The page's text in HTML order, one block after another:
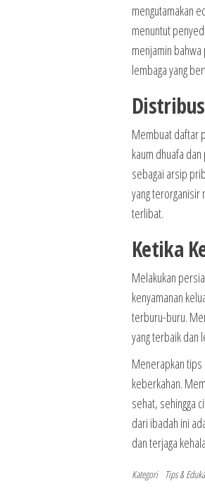
mengutamakan
menuntut
menjamin bahwa
lembaga yang
Membuat daftar
kaum dhuafa
sebagai arsip
yang terorganisir
terlibat.
Ketika
Melakukan
kenyamanan
terburu-buru.
yang terbaik dan
Menerapkan tips
keberkahan.
sehat, sehingga
dari ibadah ini
dan terjaga
Kategori Tips &